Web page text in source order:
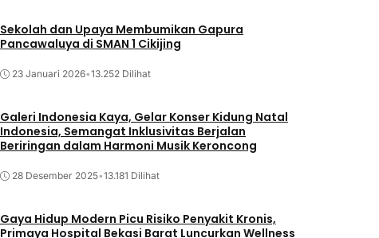
Sekolah dan Upaya Membumikan Gapura
Pancawaluya di SMAN 1 Cikijing
23 Januari 2026•13.252 Dilihat
Galeri Indonesia Kaya, Gelar Konser Kidung Natal
Indonesia, Semangat Inklusivitas Berjalan
Beriringan dalam Harmoni Musik Keroncong
28 Desember 2025•13.181 Dilihat
Gaya Hidup Modern Picu Risiko Penyakit Kronis,
Primaya Hospital Bekasi Barat Luncurkan Wellness